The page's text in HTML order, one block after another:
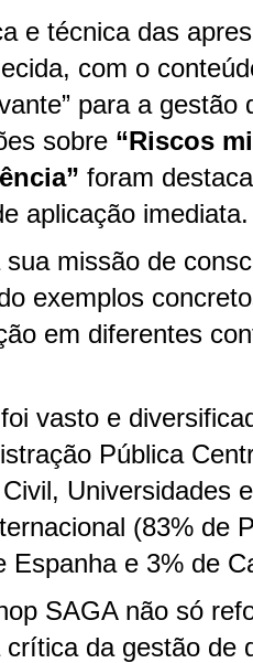
e técnica das
com o
para a gestão
sobre “Riscos
foram
aplicação imediata.
missão de
exemplos
em diferentes
vasto e
Pública
Universidades
(83% de
Espanha e 3% de
SAGA não só
da gestão de